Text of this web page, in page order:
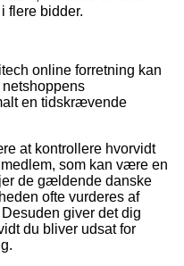
flere bidder.
online forretning kan
en tidskrævende
at kontrollere hvorvidt
som kan være en
de gældende danske
ofte vurderes af
giver det dig
du bliver udsat for